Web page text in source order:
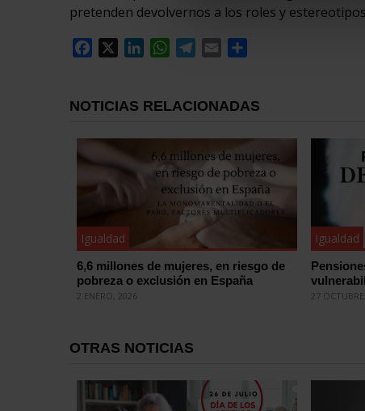
pretenden devolvernos a los roles y
Facebook
LinkedInWhatsApp
Telegram
Email
NOTICIAS RELACIONADAS
Igualdad
6,6 millones de mujeres, en riesgo de
pobreza o exclusión en España
2 ENERO, 2026
Igualdad
27
OTRAS NOTICIAS